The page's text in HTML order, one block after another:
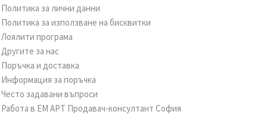
Политика за лични данни
Политика за използване на бисквитки
Лоялити програма
Другите за нас
Поръчка и доставка
Информация за поръчка
Често задавани въпроси
Работа в ЕМ АРТ Продавач-консултант София